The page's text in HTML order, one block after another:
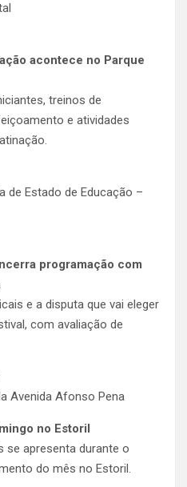
acontece no Parque
treinos de
e atividades
de Estado de Educação –
programação com
e a disputa que vai eleger
com avaliação de
Avenida Afonso Pena
no Estoril
se apresenta durante o
do mês no Estoril.